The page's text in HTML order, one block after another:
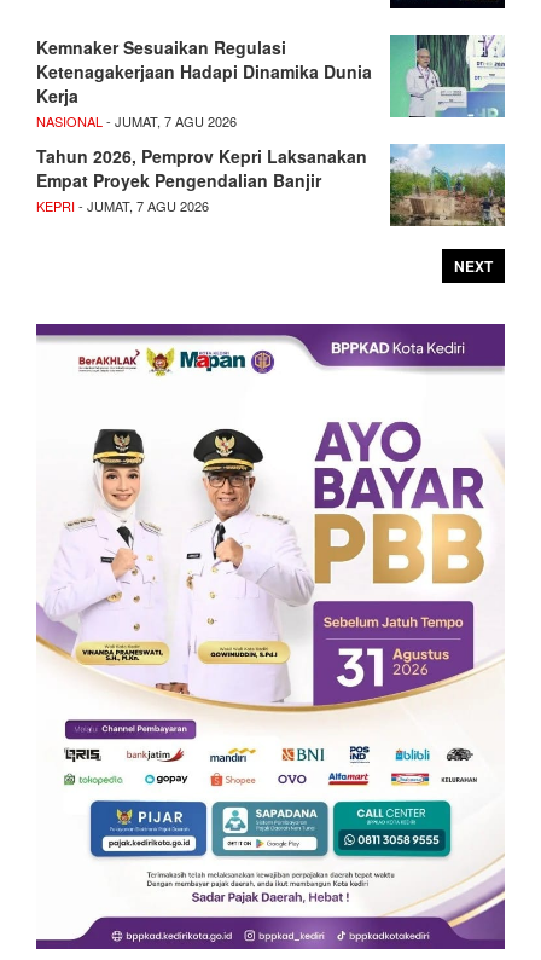
Kemnaker Sesuaikan Regulasi
Ketenagakerjaan Hadapi Dinamika Dunia
Kerja
NASIONAL - JUMAT, 7 AGU 2026
Tahun 2026, Pemprov Kepri Laksanakan
Empat Proyek Pengendalian Banjir
KEPRI- JUMAT, 7 AGU 2026
NEXT